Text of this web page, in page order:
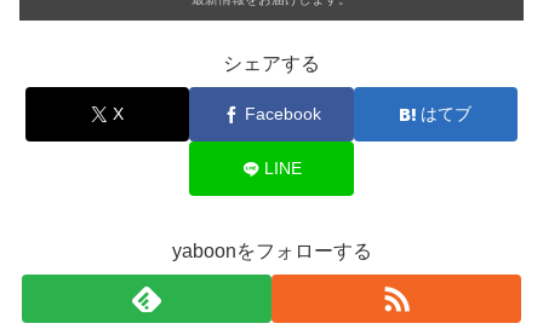
シェアする
X Facebook はてブ
LINE
yaboonをフォローする